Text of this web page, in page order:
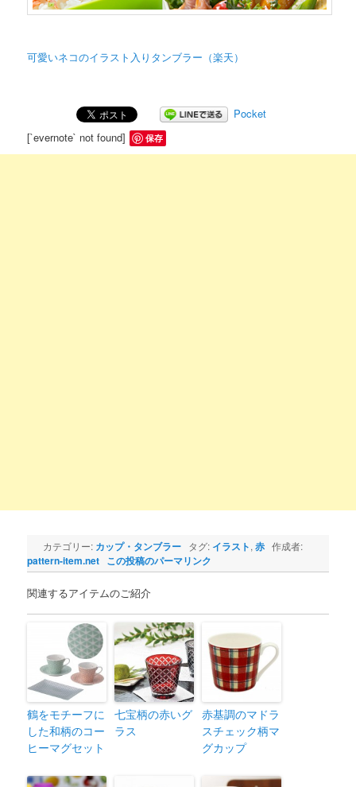
可愛いネコのイラスト入りタンブラー（楽天）
Pocket
[`evernote` not found]
保存
カテゴリー: カップ・タンブラー タグ: イラスト,赤 作成者:
pattern-item.net この投稿のパーマリンク
関連するアイテムのご紹介
鶴をモチーフに
した和柄のコー
ヒーマグセット
七宝柄の赤いグ
ラス
赤基調のマドラ
スチェック柄マ
グカップ